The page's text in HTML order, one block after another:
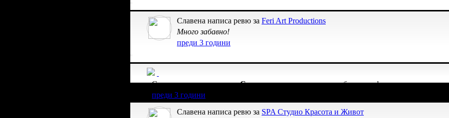
Славена написа ревю за Feri Art Productions
Много забавно!
преди 3 години
Славена получава значкаСценична треска, защото грабна три оферти за театрални
преди 3 години
Славена написа ревю за SPA Студио Красота и Живот